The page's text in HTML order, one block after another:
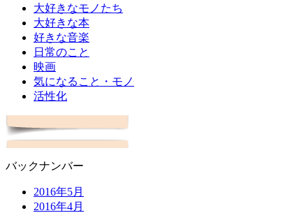
大好きなモノたち
大好きな本
好きな音楽
日常のこと
映画
気になること・モノ
活性化
バックナンバー
2016年5月
2016年4月